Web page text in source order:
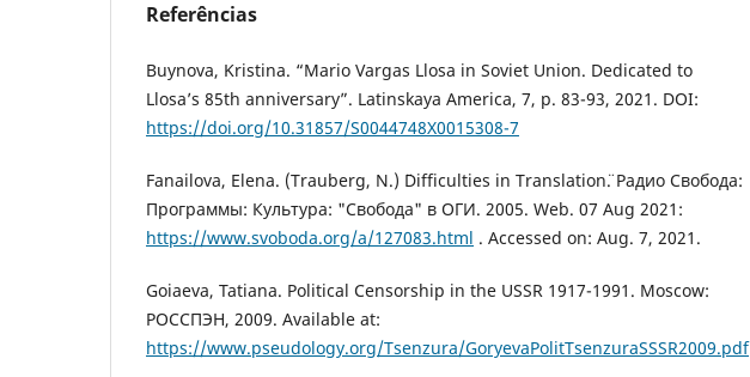
Referências
Buynova, Kristina. “Mario Vargas Llosa in Soviet Union. Dedicated to
Llosa’s 85th anniversary”. Latinskaya America, 7, p. 83-93, 2021. DOI:
https://doi.org/10.31857/S0044748X0015308-7
Fanailova, Elena. (Trauberg, N.) ¨Difficulties in Translation¨. Радио Свобода:
Программы: Культура: "Свобода" в ОГИ. 2005. Web. 07 Aug 2021:
https://www.svoboda.org/a/127083.html . Accessed on: Aug. 7, 2021.
Goiaeva, Tatiana. Political Censorship in the USSR 1917-1991. Мoscow:
РОССПЭН, 2009. Available at:
https://www.pseudology.org/Tsenzura/GoryevaPolitTsenzuraSSSR2009.pdf